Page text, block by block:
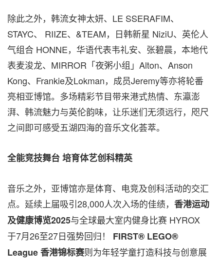
除此之外，韩流女神太妍、LE SSERAFIM、
STAYC、 RIIZE、&TEAM，日韩新星 NiziU、英伦人
气组合 HONNE，华语代表韦礼安、张碧晨，本地代
表麦浚龙、MIRROR「夜粥小组」Alton、Anson
Kong、Frankie及Lokman，成员Jeremy等亦将轮番
亮相亚博馆。多场精彩节目带来港式热情、东瀛澎
湃、韩流魅力与英伦韵味，让乐迷们无须远行，咫尺
之间即可感受五湖四海的音乐文化荟萃。
全能竞技舞台培育体艺创科精英
音乐之外，亚博馆亦是体育、电竞及创科活动的交汇
点。延续上届吸引28,000人次入场的佳绩， 香港运动
及健康博览2025与全球最大室内健身比赛 HYROX
于7月26至27日强势回归！ FIRST® LEGO®
League香港锦标赛则为年轻学童打造科技与创意展